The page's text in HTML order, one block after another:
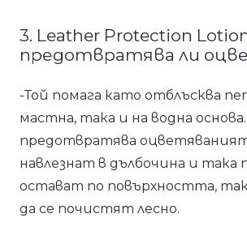
3. Leather Protection
предотвратява ли
-Той помага като отблъсква
мастна, така и на водна
предотвратява
навлезнат в дълбочина и така
остават по повърхността,
да се почистят лесно.